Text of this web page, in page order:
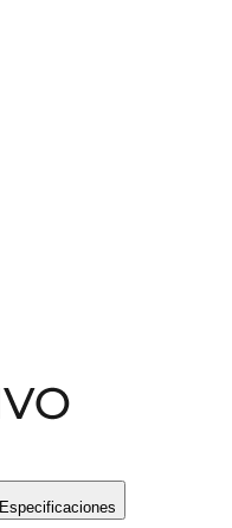
Especificaciones